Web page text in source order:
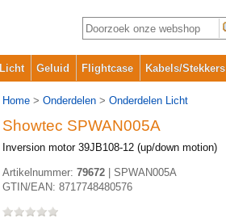
Licht Geluid Flightcase Kabels/Stekkers
Home > Onderdelen > Onderdelen Licht
Showtec SPWAN005A
Inversion motor 39JB108-12 (up/down motion)
Artikelnummer: 79672
SPWAN005A
GTIN/EAN: 8717748480576